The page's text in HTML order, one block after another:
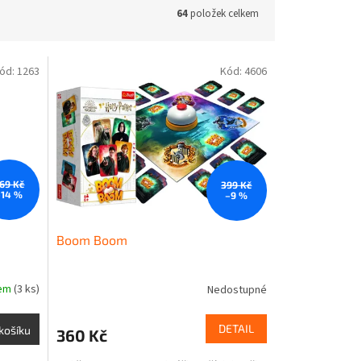
64položek celkem
Kč
%
(3 ks)
1263
399 Kč
–9 %
Boom Boom
Nedostupné
360 Kč DETAIL
Kód: 4606